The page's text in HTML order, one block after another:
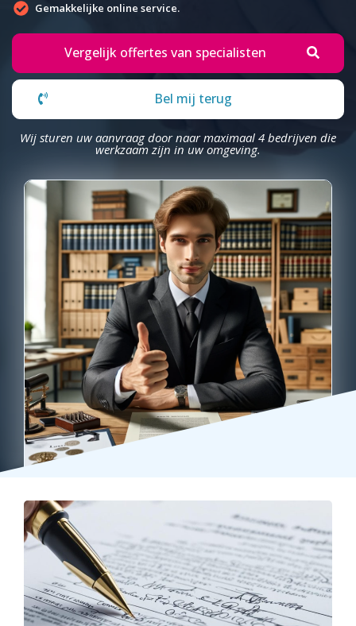
Gemakkelijke online service.
Vergelijk offertes van specialisten
Bel mij terug
Wij sturen uw aanvraag door naar maximaal 4 bedrijven die
werkzaam zijn in uw omgeving.